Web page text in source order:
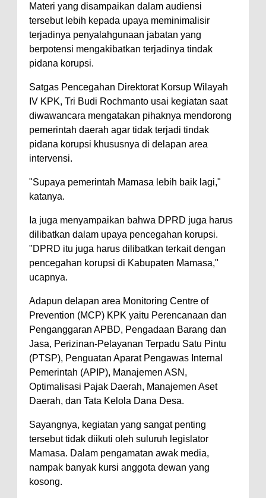
Materi yang disampaikan dalam audiensi
tersebut lebih kepada upaya meminimalisir
terjadinya penyalahgunaan jabatan yang
berpotensi mengakibatkan terjadinya tindak
pidana korupsi.
Satgas Pencegahan Direktorat Korsup Wilayah
IV KPK, Tri Budi Rochmanto usai kegiatan saat
diwawancara mengatakan pihaknya mendorong
pemerintah daerah agar tidak terjadi tindak
pidana korupsi khususnya di delapan area
intervensi.
"Supaya pemerintah Mamasa lebih baik lagi,"
katanya.
Ia juga menyampaikan bahwa DPRD juga harus
dilibatkan dalam upaya pencegahan korupsi.
"DPRD itu juga harus dilibatkan terkait dengan
pencegahan korupsi di Kabupaten Mamasa,"
ucapnya.
Adapun delapan area Monitoring Centre of
Prevention (MCP) KPK yaitu Perencanaan dan
Penganggaran APBD, Pengadaan Barang dan
Jasa, Perizinan-Pelayanan Terpadu Satu Pintu
(PTSP), Penguatan Aparat Pengawas Internal
Pemerintah (APIP), Manajemen ASN,
Optimalisasi Pajak Daerah, Manajemen Aset
Daerah, dan Tata Kelola Dana Desa.
Sayangnya, kegiatan yang sangat penting
tersebut tidak diikuti oleh suluruh legislator
Mamasa. Dalam pengamatan awak media,
nampak banyak kursi anggota dewan yang
kosong.